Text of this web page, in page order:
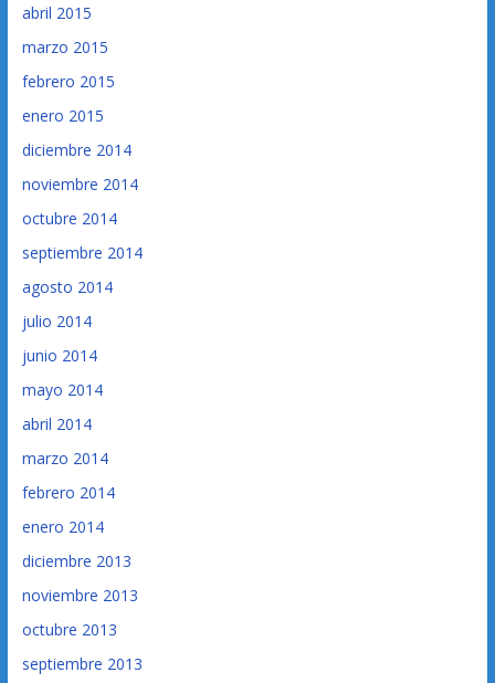
abril 2015
marzo 2015
febrero 2015
enero 2015
diciembre 2014
noviembre 2014
octubre 2014
septiembre 2014
agosto 2014
julio 2014
junio 2014
mayo 2014
abril 2014
marzo 2014
febrero 2014
enero 2014
diciembre 2013
noviembre 2013
octubre 2013
septiembre 2013